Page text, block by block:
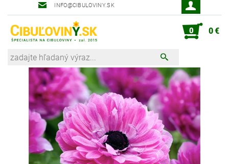
INFO@CIBULOVINY.SK
0 0 €
Robot zahradník Peter